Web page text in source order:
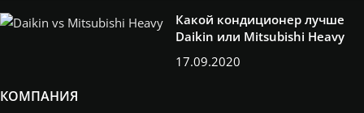
Какой кондиционер лучше
Daikin или Mitsubishi Heavy
17.09.2020
КОМПАНИЯ